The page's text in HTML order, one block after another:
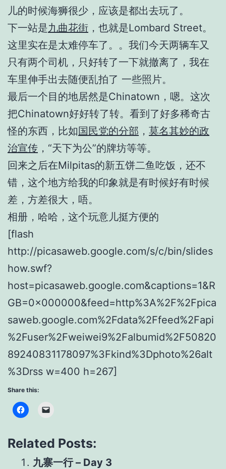
儿的时候海狮很少，应该是都出去玩了。
下一站是九曲花街 ，也就是Lombard Street。
这里实在是太难停车了。。我们今天两辆车又
只有两个司机，只好转了一下就撤离了，我在
车里伸手出去随便乱拍了 一些照片。
最后一个目的地居然是Chinatown，嗯。这次
把Chinatown好好转了转。看到了好多稀奇古
怪的东西，比如国民党的分部 ， 莫名其妙的政
治宣传 ，“天下为公”的牌坊等等。
回来之后在Milpitas的新五饼二鱼吃饭，还不
错，这个地方给我的印象就是有时候好有时候
差，方差很大，唔。
相册，哈哈，这个玩意儿挺方便的
[flash
http://picasaweb.google.com/s/c/bin/slides
how.swf?
host=picasaweb.google.com&captions=1&R
GB=0x000000&feed=http%3A%2F%2Fpica
saweb.google.com%2Fdata%2Ffeed%2Fapi
%2Fuser%2Fweiwei9%2Falbumid%2F50820
89240831178097%3Fkind%3Dphoto%26alt
%3Drss w=400 h=267]
Share this:
Related Posts:
九寨一行 – Day 3